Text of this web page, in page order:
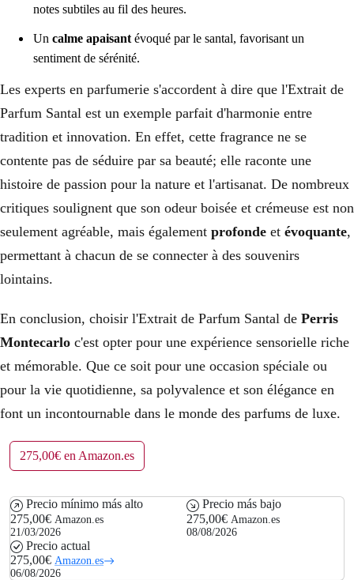
notes subtiles au fil des heures.
Un calme apaisant évoqué par le santal, favorisant un
sentiment de sérénité.
Les experts en parfumerie s'accordent à dire que l'Extrait de
Parfum Santal est un exemple parfait d'harmonie entre
tradition et innovation. En effet, cette fragrance ne se
contente pas de séduire par sa beauté; elle raconte une
histoire de passion pour la nature et l'artisanat. De nombreux
critiques soulignent que son odeur boisée et crémeuse est non
seulement agréable, mais également profonde et évoquante,
permettant à chacun de se connecter à des souvenirs
lointains.
En conclusion, choisir l'Extrait de Parfum Santal de Perris
Montecarlo c'est opter pour une expérience sensorielle riche
et mémorable. Que ce soit pour une occasion spéciale ou
pour la vie quotidienne, sa polyvalence et son élégance en
font un incontournable dans le monde des parfums de luxe.
275,00€ en Amazon.es
Precio mínimo más alto
275,00€ Amazon.es
21/03/2026
Precio más bajo
275,00€ Amazon.es
08/08/2026
Precio actual
275,00€ Amazon.es
06/08/2026